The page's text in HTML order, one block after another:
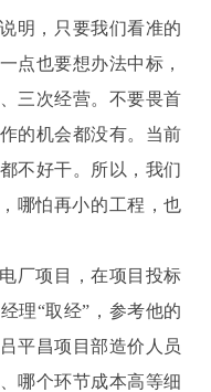
明，只要我们看准的
点也要想办法中标，
三次经营。不要畏首
的机会都没有。当前
不好干。所以，我们
哪怕再小的工程，也
厂项目，在项目投标
理“取经”，参考他的
平昌项目部造价人员
哪个环节成本高等细